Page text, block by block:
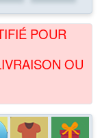
POUR
OU